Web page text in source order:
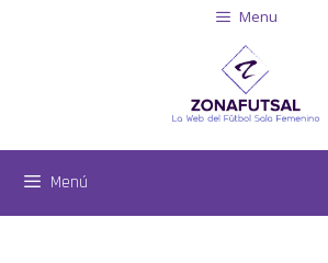
Menu
Menú